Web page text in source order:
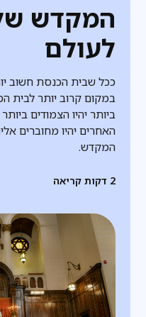
המקדש
לעולם
ככל שבית הכנסת חשוב
במקום קרוב יותר לבית
ביותר יהיו הצמודים
האחרים יהיו מחוברים
המקדש.
2 דקות קריאה